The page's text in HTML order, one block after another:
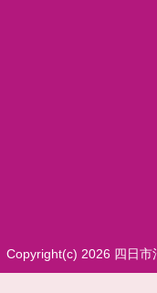
Copyright(c) 2026 四日